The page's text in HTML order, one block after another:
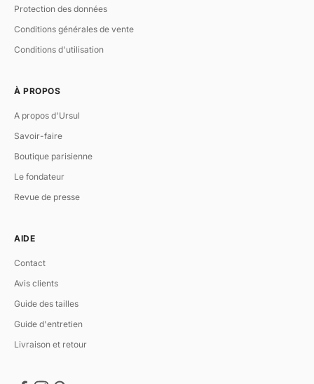
Protection des données
Conditions générales de vente
Conditions d'utilisation
À PROPOS
A propos d'Ursul
Savoir-faire
Boutique parisienne
Le fondateur
Revue de presse
AIDE
Contact
Avis clients
Guide des tailles
Guide d'entretien
Livraison et retour